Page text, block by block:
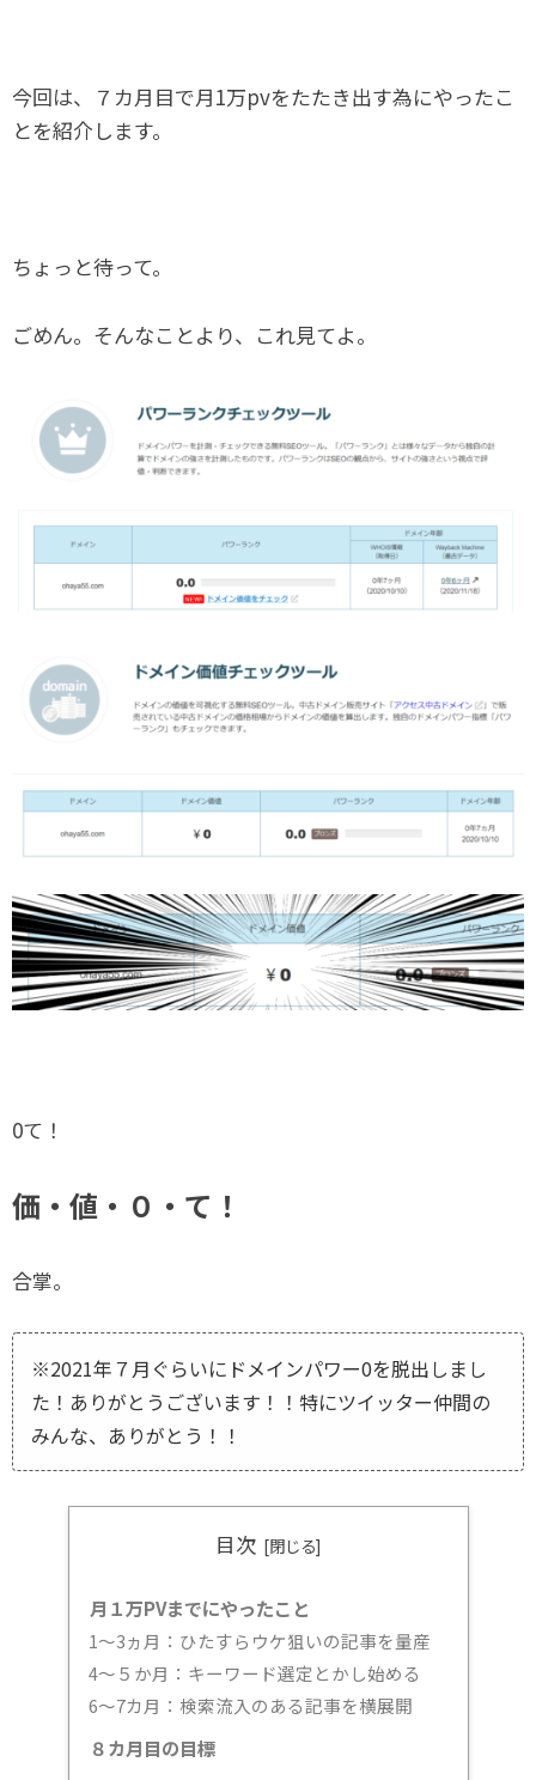
今回は、７カ月目で月1万pvをたたき出す為にやったこ
とを紹介します。
ちょっと待って。
ごめん。そんなことより、これ見てよ。
0て！
価・値・０・て ！
合掌。
※2021年７月ぐらいにドメインパワー0を脱出しまし
た！ありがとうございます！！特にツイッター仲間の
みんな、ありがとう！！
目次
月１万PVまでにやったこと
1～3ヵ月：ひたすらウケ狙いの記事を量産
4～５か月：キーワード選定とかし始める
6～7カ月：検索流入のある記事を横展開
８カ月目の目標